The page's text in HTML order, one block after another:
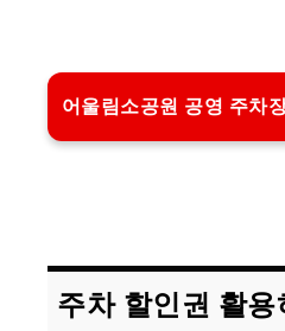
어울림소공원 공영 주차
주차 할인권 활용